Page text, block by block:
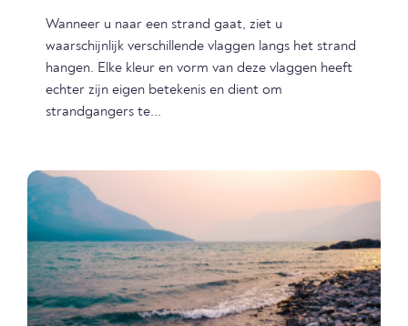
Wanneer u naar een strand gaat, ziet u
waarschijnlijk verschillende vlaggen langs het strand
hangen. Elke kleur en vorm van deze vlaggen heeft
echter zijn eigen betekenis en dient om
strandgangers te...